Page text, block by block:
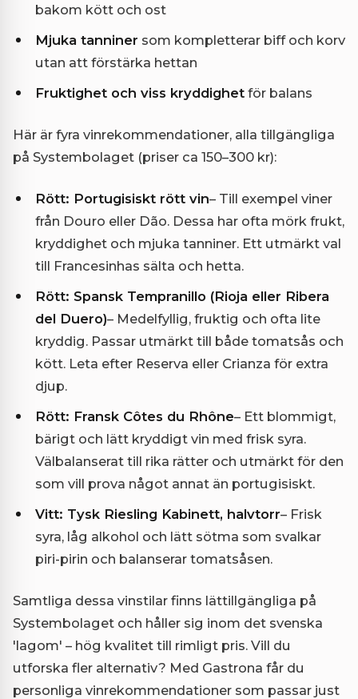
bakom kött och ost
Mjuka tanniner som kompletterar biff och korv
utan att förstärka hettan
Fruktighet och viss kryddighet för balans
Här är fyra vinrekommendationer, alla tillgängliga
på Systembolaget (priser ca 150–300 kr):
Rött: Portugisiskt rött vin– Till exempel viner
från Douro eller Dão. Dessa har ofta mörk frukt,
kryddighet och mjuka tanniner. Ett utmärkt val
till Francesinhas sälta och hetta.
Rött: Spansk Tempranillo (Rioja eller Ribera
del Duero)– Medelfyllig, fruktig och ofta lite
kryddig. Passar utmärkt till både tomatsås och
kött. Leta efter Reserva eller Crianza för extra
djup.
Rött: Fransk Côtes du Rhône– Ett blommigt,
bärigt och lätt kryddigt vin med frisk syra.
Välbalanserat till rika rätter och utmärkt för den
som vill prova något annat än portugisiskt.
Vitt: Tysk Riesling Kabinett, halvtorr– Frisk
syra, låg alkohol och lätt sötma som svalkar
piri-pirin och balanserar tomatsåsen.
Samtliga dessa vinstilar finns lättillgängliga på
Systembolaget och håller sig inom det svenska
'lagom' – hög kvalitet till rimligt pris. Vill du
utforska fler alternativ? Med Gastrona får du
personliga vinrekommendationer som passar just